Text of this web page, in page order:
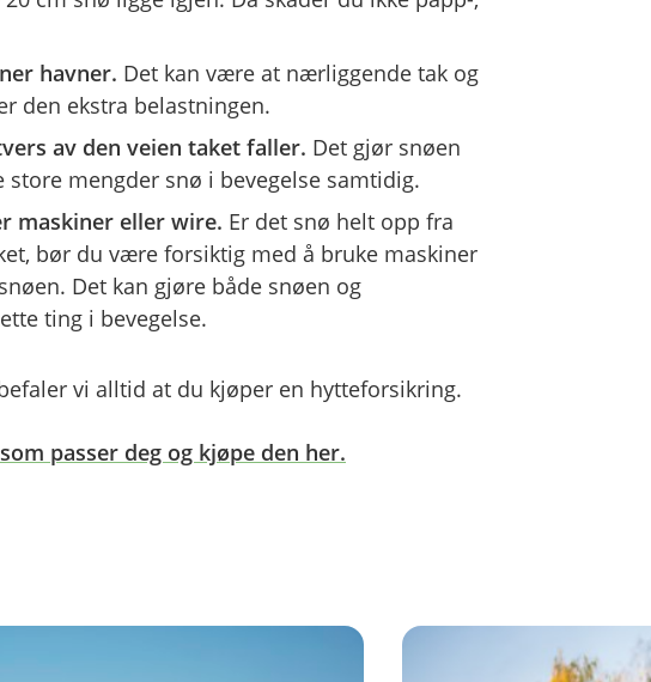
havner. Det kan være at nærliggende tak og
den ekstra belastningen.
av den veien taket faller. Det gjør snøen
store mengder snø i bevegelse samtidig.
maskiner eller wire. Er det snø helt opp fra
bør du være forsiktig med å bruke maskiner
Det kan gjøre både snøen og
ting i bevegelse.
vi alltid at du kjøper en hytteforsikring.
passer deg og kjøpe den her.